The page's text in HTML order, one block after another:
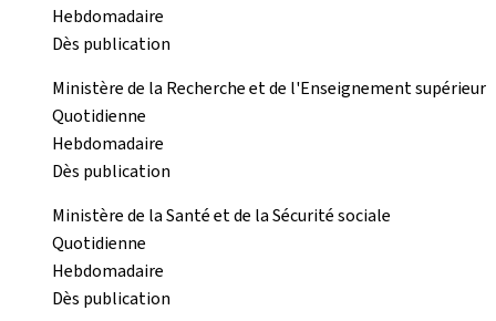
Hebdomadaire
Dès publication
Ministère de la Recherche et de l'Enseignement supérieur
Quotidienne
Hebdomadaire
Dès publication
Ministère de la Santé et de la Sécurité sociale
Quotidienne
Hebdomadaire
Dès publication